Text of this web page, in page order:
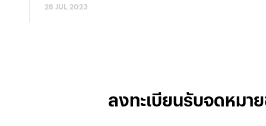
28 JUL 2023
ลงทะเบียนรับจดหมา